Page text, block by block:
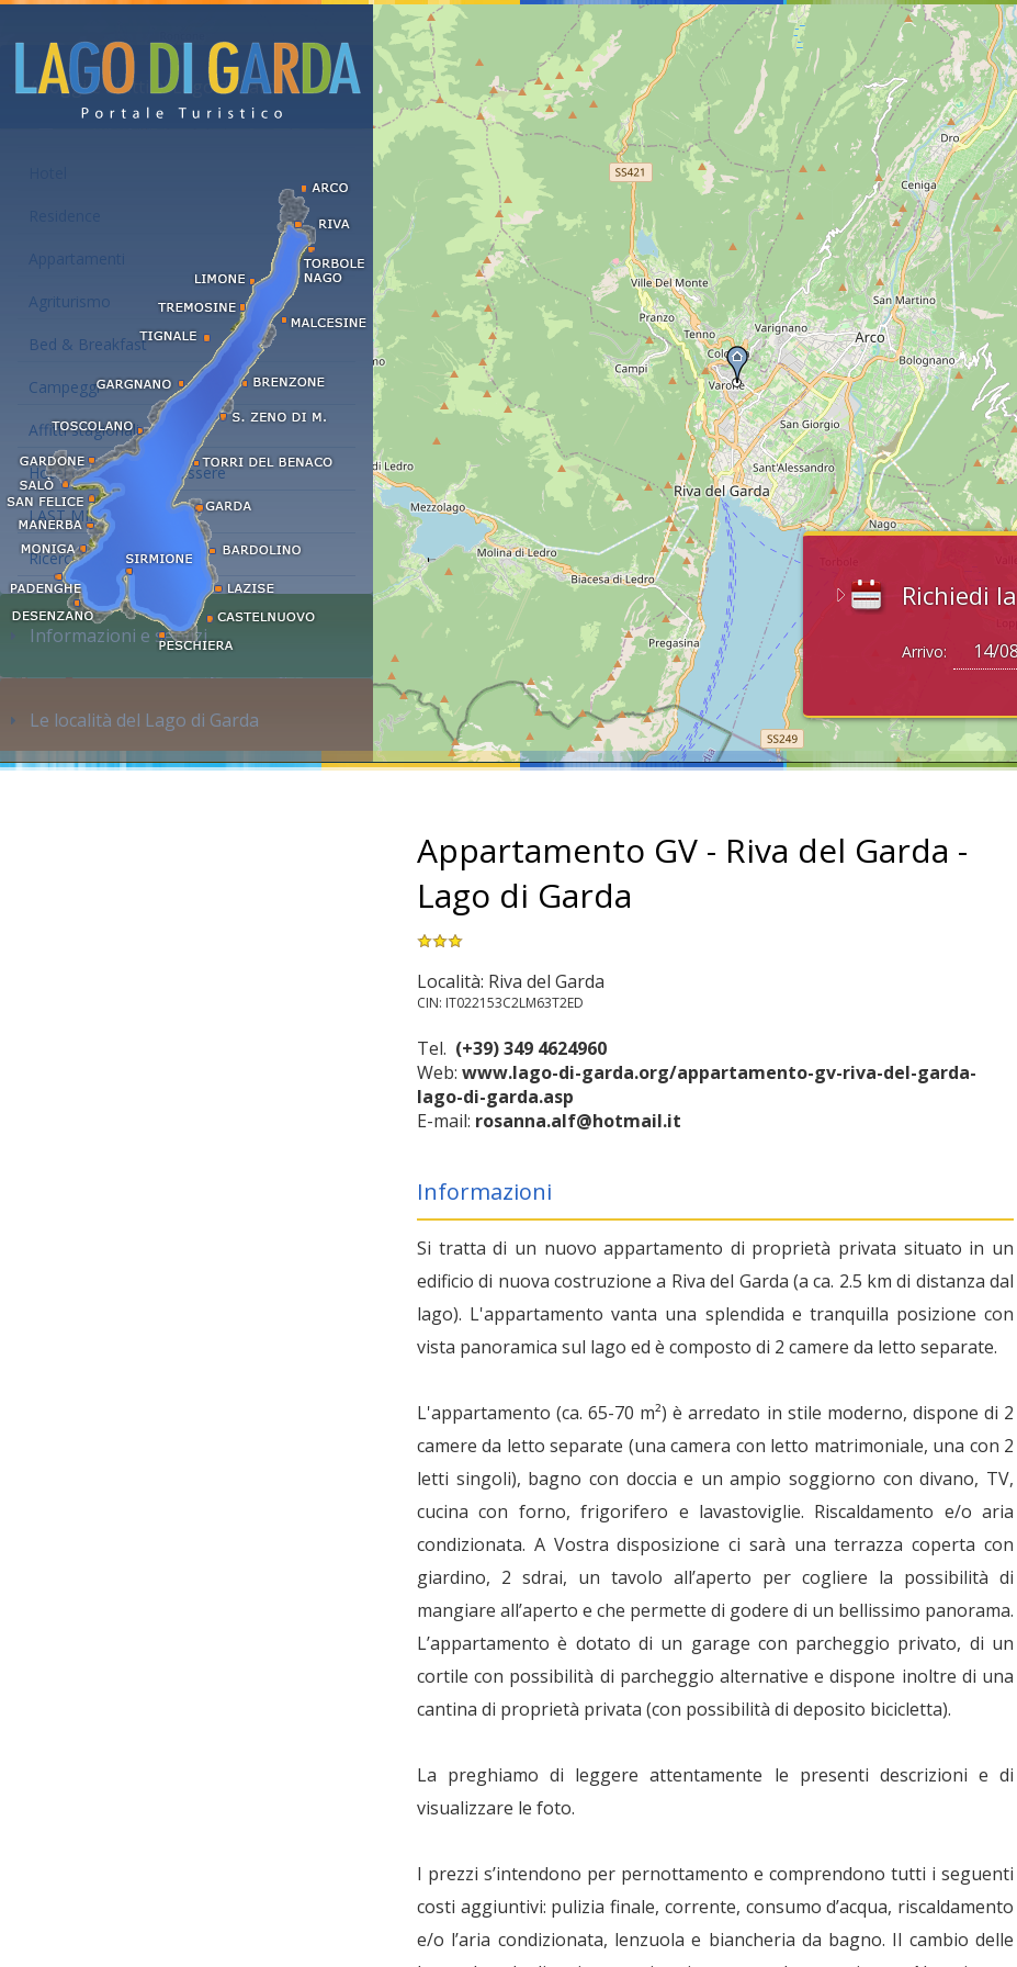
Richiedi la
Arrivo:
Alloggi e affitti al Lago di Garda
Appartamenti
Agriturismo
Bed & Breakfast
Campeggi
Affitti stagionali
Hotel con centro benessere
LAST MINUTE
Ricerca alloggi...
Informazioni e servizi
Le località del Lago di Garda
Appartamento GV - Riva del Garda -
Lago di Garda
Località: Riva del Garda
CIN: IT022153C2LM63T2ED
Tel. (+39) 349 4624960
Web: www.lago-di-garda.org/appartamento-gv-riva-del-garda-
lago-di-garda.asp
E-mail: rosanna.alf@hotmail.it
Informazioni
Si tratta di un nuovo appartamento di proprietà privata situato in un
edificio di nuova costruzione a Riva del Garda (a ca. 2.5 km di distanza dal
lago). L'appartamento vanta una splendida e tranquilla posizione con
vista panoramica sul lago ed è composto di 2 camere da letto separate.
L'appartamento (ca. 65-70 m²) è arredato in stile moderno, dispone di 2
camere da letto separate (una camera con letto matrimoniale, una con 2
letti singoli), bagno con doccia e un ampio soggiorno con divano, TV,
cucina con forno, frigorifero e lavastoviglie. Riscaldamento e/o aria
condizionata. A Vostra disposizione ci sarà una terrazza coperta con
giardino, 2 sdrai, un tavolo all’aperto per cogliere la possibilità di
mangiare all’aperto e che permette di godere di un bellissimo panorama.
L’appartamento è dotato di un garage con parcheggio privato, di un
cortile con possibilità di parcheggio alternative e dispone inoltre di una
cantina di proprietà privata (con possibilità di deposito bicicletta).
La preghiamo di leggere attentamente le presenti descrizioni e di
visualizzare le foto.
I prezzi s’intendono per pernottamento e comprendono tutti i seguenti
costi aggiuntivi: pulizia finale, corrente, consumo d’acqua, riscaldamento
e/o l’aria condizionata, lenzuola e biancheria da bagno. Il cambio delle